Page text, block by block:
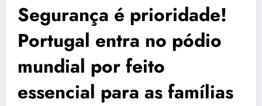
Segurança é prioridade!
Portugal entra no pódio
mundial por feito
essencial para as famílias